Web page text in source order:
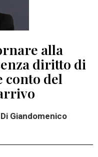
alla
diritto di
conto del
Giandomenico